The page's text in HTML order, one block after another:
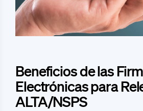
Beneficios de las
Electrónicas para
ALTA/NSPS